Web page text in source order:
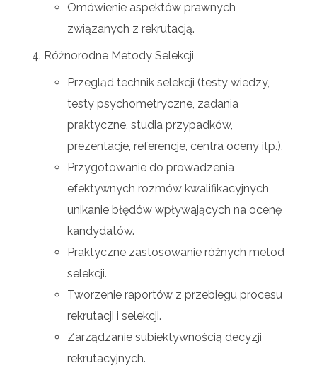
Omówienie aspektów prawnych
związanych z rekrutacją.
Różnorodne Metody Selekcji
Przegląd technik selekcji (testy wiedzy,
testy psychometryczne, zadania
praktyczne, studia przypadków,
prezentacje, referencje, centra oceny itp.).
Przygotowanie do prowadzenia
efektywnych rozmów kwalifikacyjnych,
unikanie błędów wpływających na ocenę
kandydatów.
Praktyczne zastosowanie różnych metod
selekcji.
Tworzenie raportów z przebiegu procesu
rekrutacji i selekcji.
Zarządzanie subiektywnością decyzji
rekrutacyjnych.